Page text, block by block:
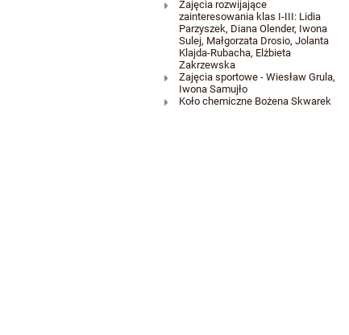
Zajęcia rozwijające
zainteresowania klas I-III: Lidia
Parzyszek, Diana Olender, Iwona
Sulej, Małgorzata Drosio, Jolanta
Klajda-Rubacha, Elżbieta
Zakrzewska
Zajęcia sportowe - Wiesław Grula,
Iwona Samujło
Koło chemiczne Bożena Skwarek